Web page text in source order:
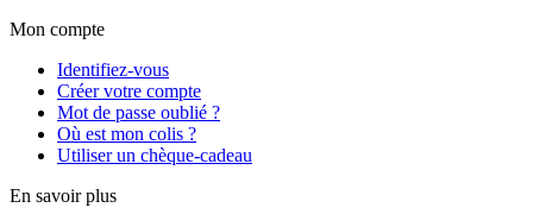
Mon compte
Identifiez-vous
Créer votre compte
Mot de passe oublié ?
Où est mon colis ?
Utiliser un chèque-cadeau
En savoir plus